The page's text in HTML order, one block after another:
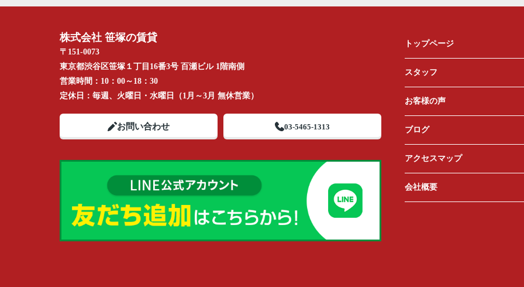
株式会社 笹塚の賃貸
〒151-0073
東京都渋谷区笹塚１丁目16番3号 百瀬ビル 1階南側
営業時間： 10：00～18：30
定休日： 毎週、火曜日・水曜日（1月～3月 無休営業）
お問い合わせ 03-5465-1313
トップページ
スタッフ
お客様の声
ブログ
アクセスマップ
会社概要